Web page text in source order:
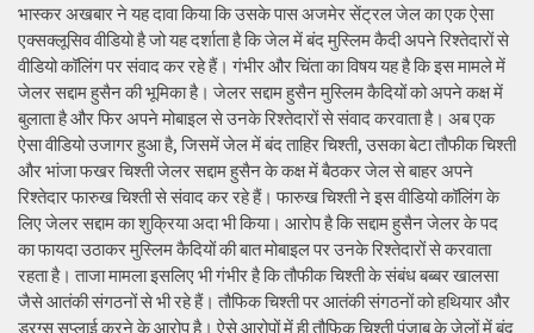
भास्कर अखबार ने यह दावा किया कि उसके पास अजमेर सेंट्रल जेल का एक ऐसा
एक्सक्लूसिव वीडियो है जो यह दर्शाता है कि जेल में बंद मुस्लिम कैदी अपने रिश्तेदारों से
वीडियो कॉलिंग पर संवाद कर रहे हैं। गंभीर और चिंता का विषय यह है कि इस मामले में
जेलर सद्दाम हुसैन की भूमिका है। जेलर सद्दाम हुसैन मुस्लिम कैदियों को अपने कक्ष में
बुलाता है और फिर अपने मोबाइल से उनके रिश्तेदारों से संवाद करवाता है। अब एक
ऐसा वीडियो उजागर हुआ है, जिसमें जेल में बंद ताहिर चिश्ती, उसका बेटा तौफीक चिश्ती
और भांजा फखर चिश्ती जेलर सद्दाम हुसैन के कक्ष में बैठकर जेल से बाहर अपने
रिश्तेदार फारुख चिश्ती से संवाद कर रहे हैं। फारुख चिश्ती ने इस वीडियो कॉलिंग के
लिए जेलर सद्दाम का शुक्रिया अदा भी किया। आरोप है कि सद्दाम हुसैन जेलर के पद
का फायदा उठाकर मुस्लिम कैदियों की बात मोबाइल पर उनके रिश्तेदारों से करवाता
रहता है। ताजा मामला इसलिए भी गंभीर है कि तौफीक चिश्ती के संबंध बब्बर खालसा
जैसे आतंकी संगठनों से भी रहे हैं। तौफिक चिश्ती पर आतंकी संगठनों को हथियार और
ड्रग्स सप्लाई करने के आरोप है। ऐसे आरोपों में ही तौफिक चिश्ती पंजाब के जेलों में बंद